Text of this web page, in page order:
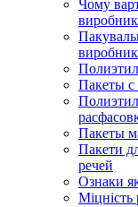
Чому
Пакеты с
Пакеты
Пакети
речей
Ознаки
Міцність